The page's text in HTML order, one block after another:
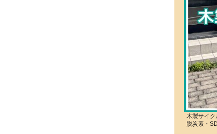
木製サイ
脱炭素・